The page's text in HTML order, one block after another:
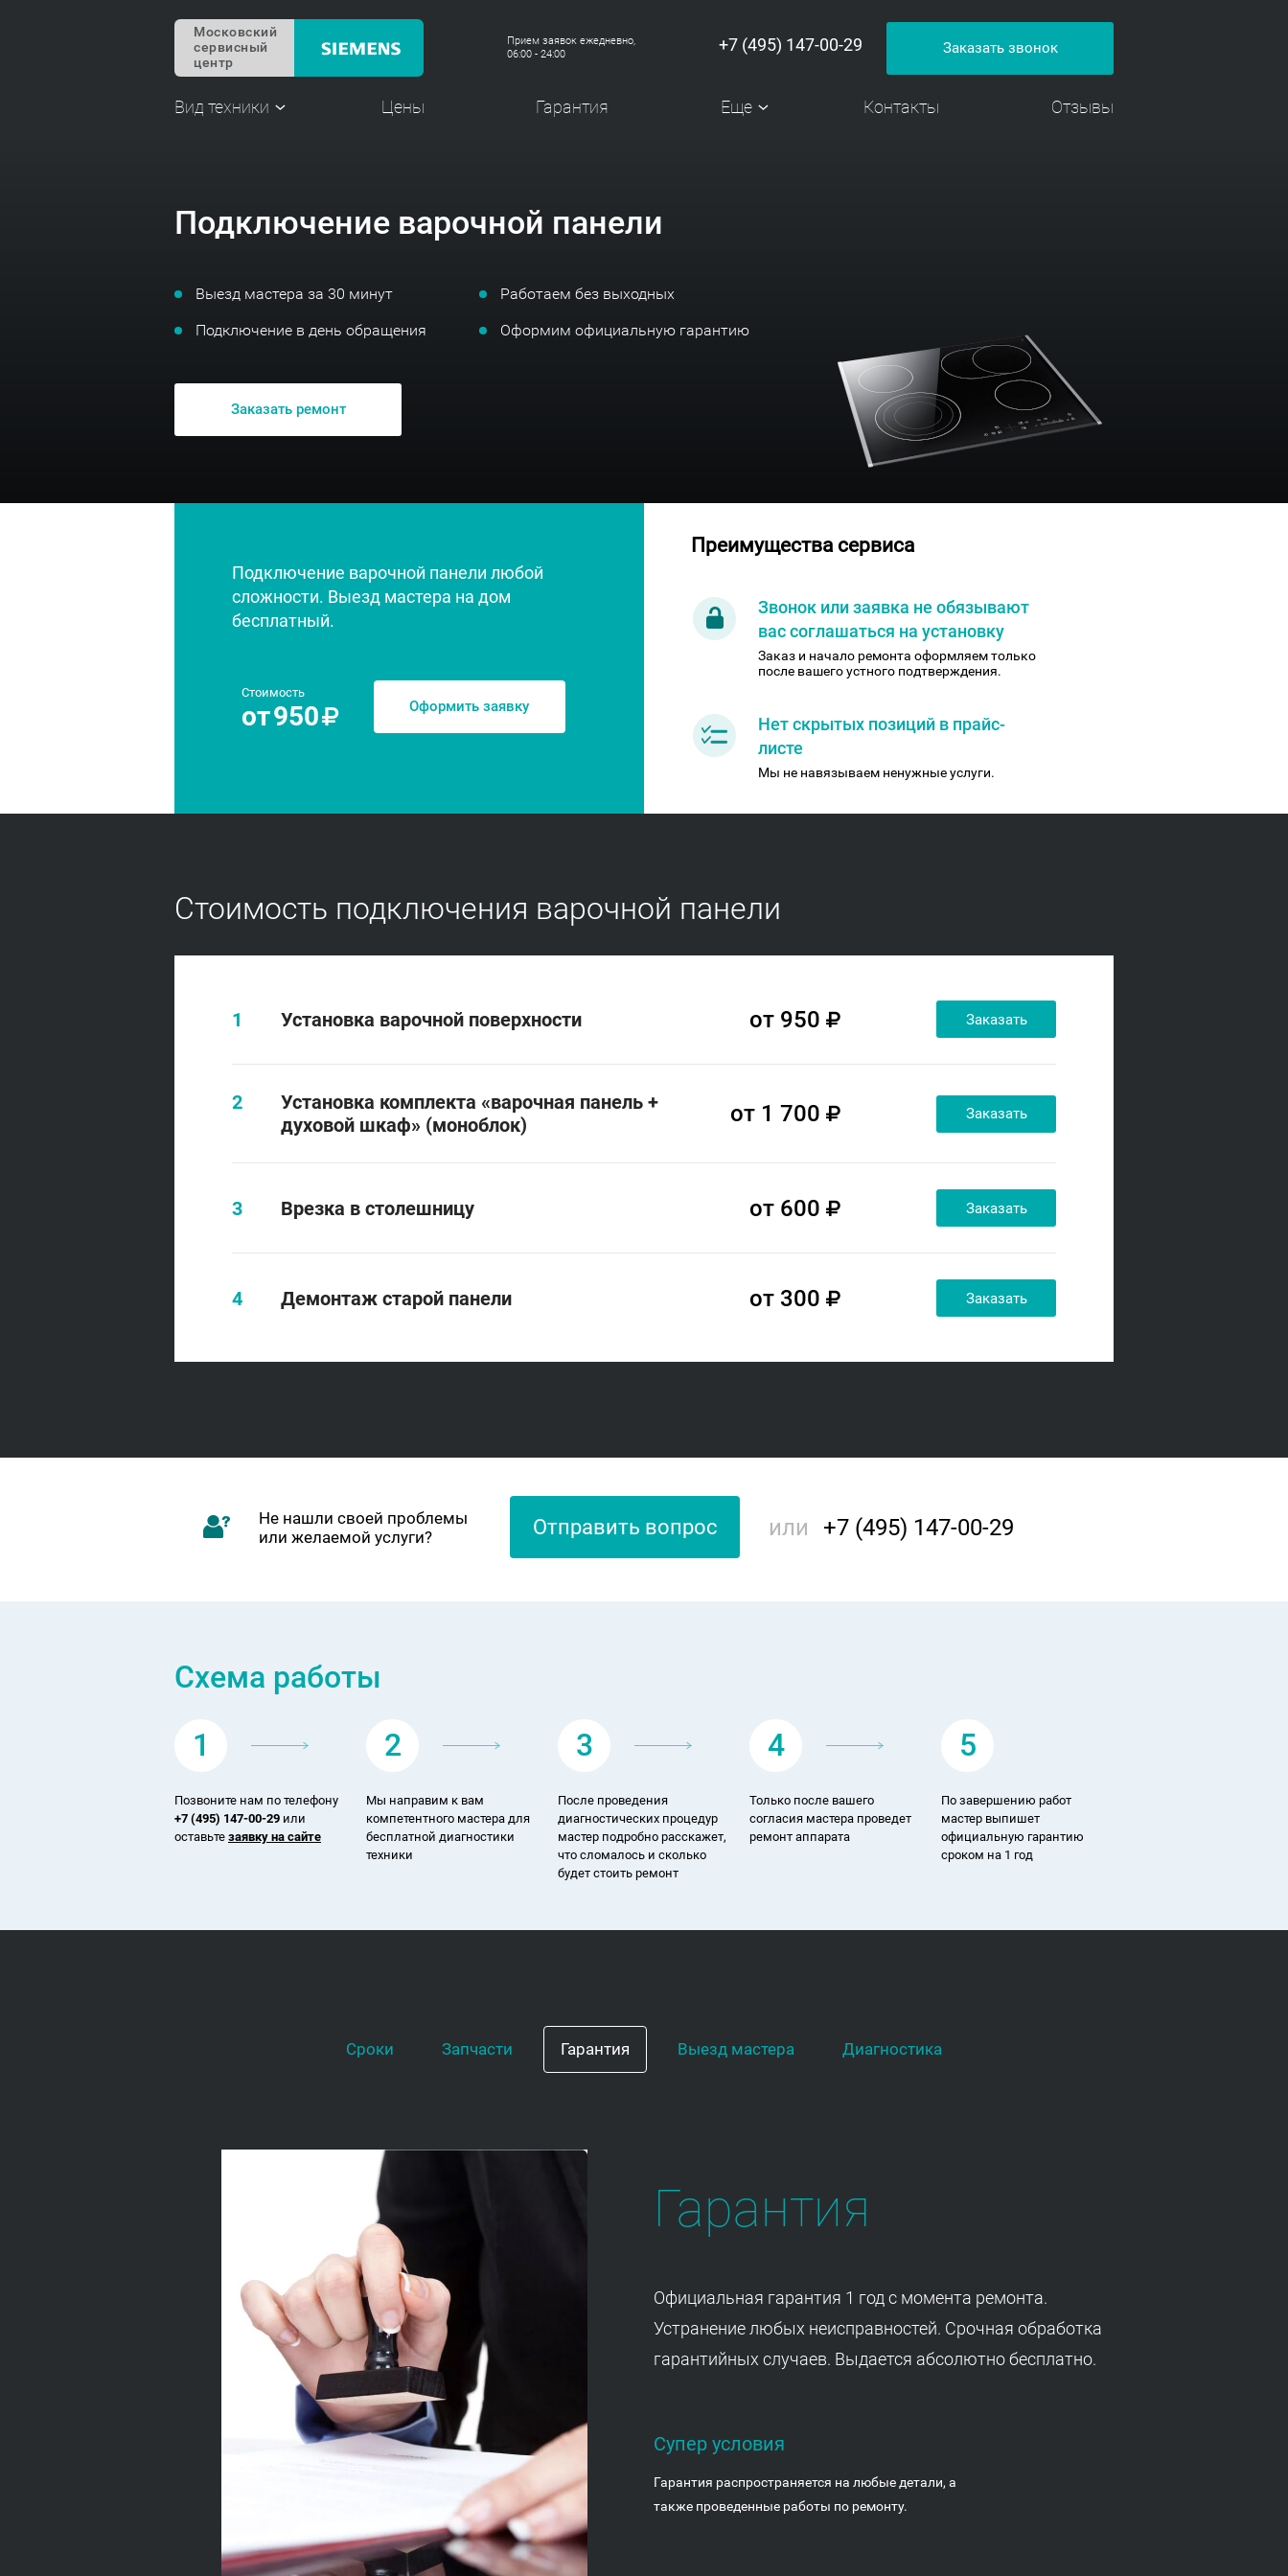
Московский
сервисный
центр
Прием заявок ежедневно,
06:00 - 24:00
+7 (495) 147-00-29 Заказать звонок
Вид техники Цены Гарантия Еще Контакты Отзывы
Подключение варочной панели
Выезд мастера за 30 минут
Подключение в день обращения
Работаем без выходных
Оформим официальную гарантию
Заказать ремонт
Подключение варочной панели любой
сложности. Выезд мастера на дом
бесплатный.
Стоимость
от950 Оформить заявку
Преимущества сервиса
Звонок или заявка не обязывают
вас соглашаться на установку
Заказ и начало ремонта оформляем только
после вашего устного подтверждения.
Нет скрытых позиций в прайс-
листе
Мы не навязываем ненужные услуги.
Стоимость подключения варочной панели
Установка варочной поверхности от 950 Заказать
Установка комплекта «варочная панель +
духовой шкаф» (моноблок)
от 1 700 Заказать
Врезка в столешницу от 600 Заказать
Демонтаж старой панели от 300 Заказать
Не нашли своей проблемы
или желаемой услуги?
Отправить вопрос или +7 (495) 147-00-29
Схема работы
1
Позвоните нам по телефону
+7 (495) 147-00-29 или
оставьте заявку на сайте
2
Мы направим к вам
компетентного мастера для
бесплатной диагностики
техники
3
После проведения
диагностических процедур
мастер подробно расскажет,
что сломалось и сколько
будет стоить ремонт
4
Только после вашего
согласия мастера проведет
ремонт аппарата
5
По завершению работ
мастер выпишет
официальную гарантию
сроком на 1 год
Сроки Запчасти Гарантия Выезд мастера Диагностика
Гарантия
Официальная гарантия 1 год с момента ремонта.
Устранение любых неисправностей. Срочная обработка
гарантийных случаев. Выдается абсолютно бесплатно.
Супер условия
Гарантия распространяется на любые детали, а
также проведенные работы по ремонту.